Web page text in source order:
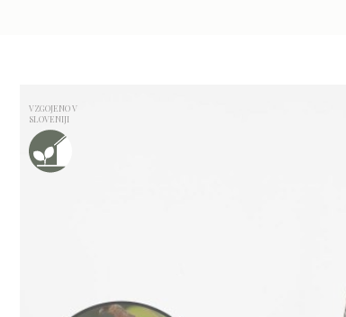
VZGOJENO V
SLOVENIJI